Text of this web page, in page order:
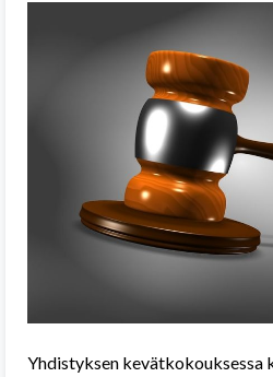
Yhdistyksen kevätkokouksessa